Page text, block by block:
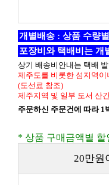
개별배송 : 상품 수량
포장비와 택배비는 개
상기 배송비안내는 택배
제주도를 비롯한 섬지역
(도선료 참조)
제주지역 및 일부 도서 산
주문하신 주문건에 따라 1
* 상품 구매금액별 할
20만원